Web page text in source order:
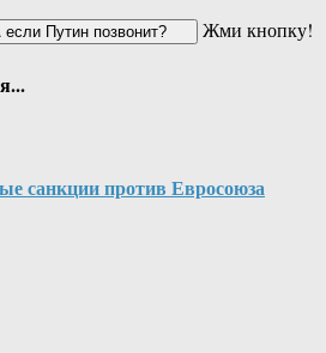
Жми кнопку!
санкции против Евросоюза